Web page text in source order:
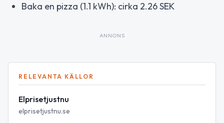
Baka en pizza (1.1 kWh): cirka 2.26 SEK
ANNONS
RELEVANTA KÄLLOR
Elprisetjustnu
elprisetjustnu.se